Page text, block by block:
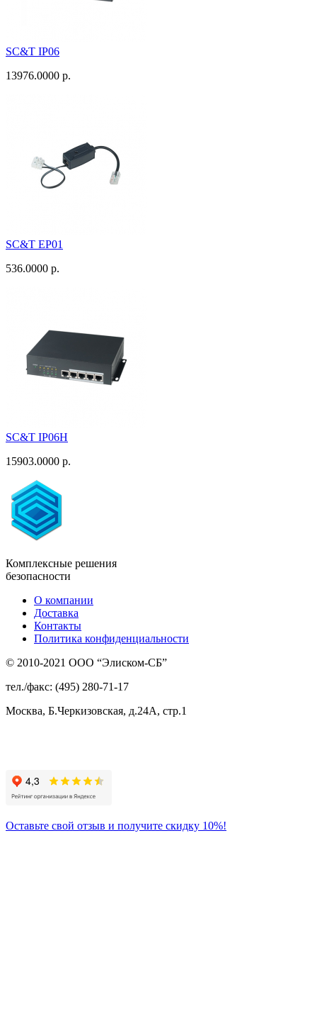
SC&T IP06
13976.0000 р.
SC&T EP01
536.0000 р.
SC&T IP06H
15903.0000 р.
Комплексные решения
безопасности
О компании
Доставка
Контакты
Политика конфиденциальности
© 2010-2021 ООО “Элиском-СБ”
тел./факс: (495) 280-71-17
Москва, Б.Черкизовская, д.24А, стр.1
Оставьте свой отзыв и получите скидку 10%!